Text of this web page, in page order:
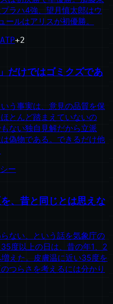
ラハ4強、望月慎太郎はウ
ールはアリスが初優勝。
ATP+2
だけではゴミクズであ
う事実は、意見の品質を保
とんど踏まえていないの
ない独自見解だから立派
偽物である。できるだけ他
ー
、昔と同じとは思えな
ない、という話を気象庁の
度以上の日は、昔の年1、2
えた。皮膚温に近い35度を
つらさを考えるには分かり